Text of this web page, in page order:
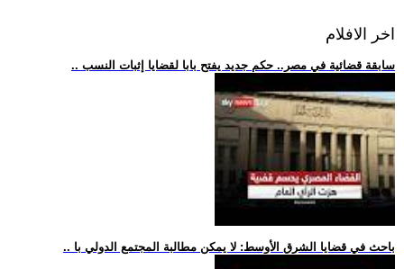
اخر الافلام
.. سابقة قضائية في مصر.. حكم جديد يفتح بابا لقضايا إثبات النسب
.. باحث في قضايا الشرق الأوسط: لا يمكن مطالبة المجتمع الدولي با